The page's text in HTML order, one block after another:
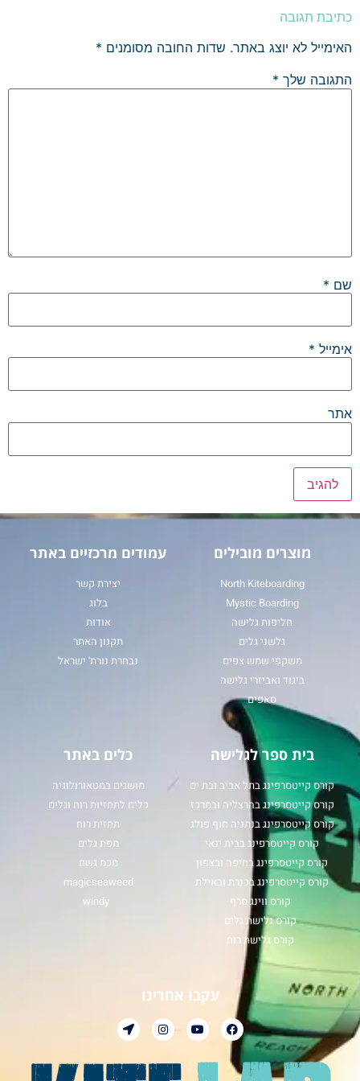
כתיבת תגובה
האימייל לא יוצג באתר. שדות החובה מסומנים *
התגובה שלך *
שם *
אימייל *
אתר
מוצרים מובילים
North Kiteboarding
Mystic Boarding
חליפות גלישה
גלשני גלים
משקפי שמש צפים
ביגוד ואביזרי גלישה
סאפים
עמודים מרכזיים באתר
יצירת קשר
בלוג
אודות
תקנון האתר
נבחרת נורת' ישראל
בית ספר לגלישה
קורס קייטסרפינג בתל אביב ובת ים
קורס קייטסרפינג בהרצליה ובמרכז
קורס קייטסרפינג בנתניה חוף פולג
קורס קייטסרפינג בבית ינאי
קורס קייטסרפינג בחיפה ובצפון
קורס קייטסרפינג בכנרת ובאילת
קורס ווינג סרף
קורס גלישת גלים
קורס גלישת רוח
כלים באתר
מושגים במטאורולוגיה
כלים לתחזיות רוח וגלים
תחזית רוח
מפת גלים
מכמ גשם
magicseaweed
windy
עקבו אחרינו